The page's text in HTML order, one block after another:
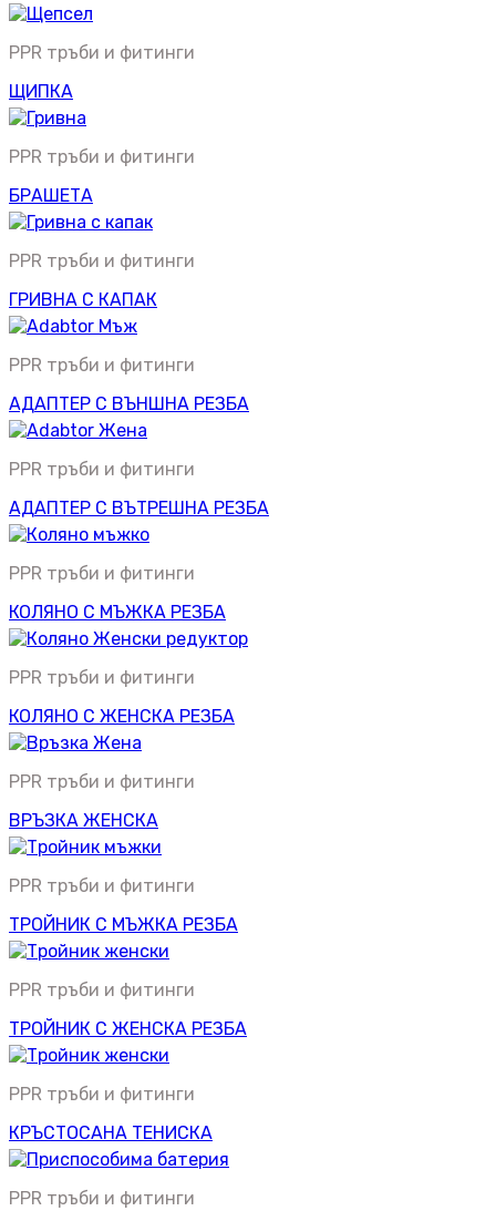
PPR тръби и фитинги
ЩИПКА
PPR тръби и фитинги
БРАШЕТА
PPR тръби и фитинги
ГРИВНА С КАПАК
PPR тръби и фитинги
АДАПТЕР С ВЪНШНА РЕЗБА
PPR тръби и фитинги
АДАПТЕР С ВЪТРЕШНА РЕЗБА
PPR тръби и фитинги
КОЛЯНО С МЪЖКА РЕЗБА
PPR тръби и фитинги
КОЛЯНО С ЖЕНСКА РЕЗБА
PPR тръби и фитинги
ВРЪЗКА ЖЕНСКА
PPR тръби и фитинги
ТРОЙНИК С МЪЖКА РЕЗБА
PPR тръби и фитинги
ТРОЙНИК С ЖЕНСКА РЕЗБА
PPR тръби и фитинги
КРЪСТОСАНА ТЕНИСКА
PPR тръби и фитинги